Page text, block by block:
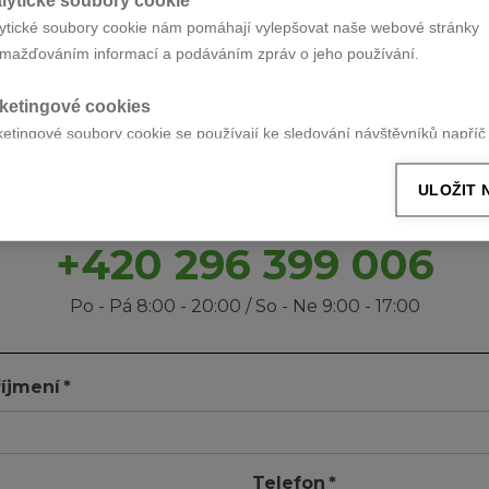
soubory cookie nám pomáhají vylepšovat naše webové stránky
informací a podáváním zpráv o jeho používání.
cookies
soubory cookie se používají ke sledování návštěvníků napříč
ULOŽIT
VAŠI
ZA NEJVYŠŠÍ
+420 296 399 006
Po - Pá 8:00 - 20:00 / So - Ne 9:00 - 17:00
*
Telefon *